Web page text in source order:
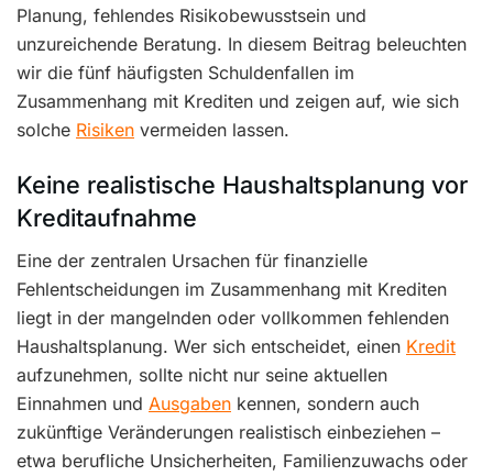
Planung, fehlendes Risikobewusstsein und
unzureichende Beratung. In diesem Beitrag beleuchten
wir die fünf häufigsten Schuldenfallen im
Zusammenhang mit Krediten und zeigen auf, wie sich
solche Risiken vermeiden lassen.
Keine realistische Haushaltsplanung vor
Kreditaufnahme
Eine der zentralen Ursachen für finanzielle
Fehlentscheidungen im Zusammenhang mit Krediten
liegt in der mangelnden oder vollkommen fehlenden
Haushaltsplanung. Wer sich entscheidet, einen Kredit
aufzunehmen, sollte nicht nur seine aktuellen
Einnahmen und Ausgaben kennen, sondern auch
zukünftige Veränderungen realistisch einbeziehen –
etwa berufliche Unsicherheiten, Familienzuwachs oder